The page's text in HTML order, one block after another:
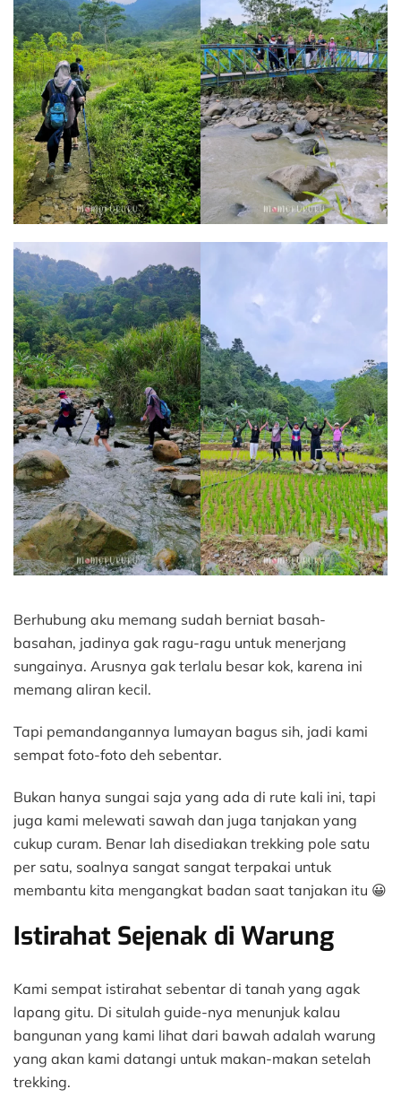
Berhubung aku memang sudah berniat basah-
basahan, jadinya gak ragu-ragu untuk menerjang
sungainya. Arusnya gak terlalu besar kok, karena ini
memang aliran kecil.
Tapi pemandangannya lumayan bagus sih, jadi kami
sempat foto-foto deh sebentar.
Bukan hanya sungai saja yang ada di rute kali ini, tapi
juga kami melewati sawah dan juga tanjakan yang
cukup curam. Benar lah disediakan trekking pole satu
per satu, soalnya sangat sangat terpakai untuk
membantu kita mengangkat badan saat tanjakan itu 😀
Istirahat Sejenak di Warung
Kami sempat istirahat sebentar di tanah yang agak
lapang gitu. Di situlah guide-nya menunjuk kalau
bangunan yang kami lihat dari bawah adalah warung
yang akan kami datangi untuk makan-makan setelah
trekking.